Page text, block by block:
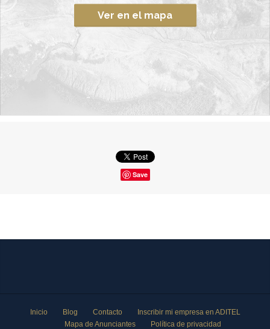
Ver en el mapa
Save
Inicio Blog Contacto
Inscribir mi empresa en ADITEL
Mapa de Anunciantes
Política de privacidad